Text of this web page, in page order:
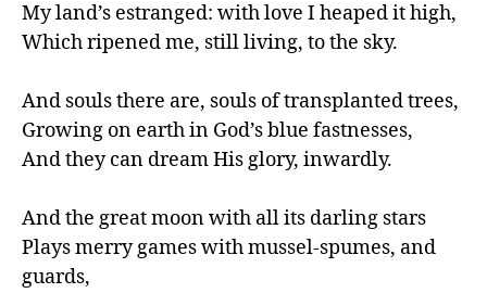
My land’s estranged: with love I heaped it high,
Which ripened me, still living, to the sky.
And souls there are, souls of transplanted trees,
Growing on earth in God’s blue fastnesses,
And they can dream His glory, inwardly.
And the great moon with all its darling stars
Plays merry games with mussel-spumes, and
guards,